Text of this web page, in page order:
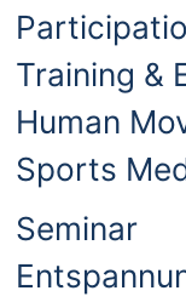
Training &
Human
Sports
Seminar